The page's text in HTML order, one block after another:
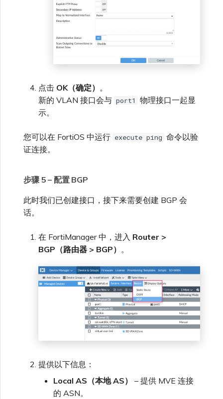
点击 OK（确定） 。
新的 VLAN 接口会与 port1
物理接口一起显
示。
您可以在 FortiOS 中运行 execute ping 命令以验
证连接。
步骤 5 – 配置 BGP
此时我们已创建接口，接下来需要创建 BGP 会
话。
在 FortiManager 中，进入 Router >
BGP（路由器 > BGP） 。
提供以下信息：
Local AS（本地 AS）
– 提供 MVE 连接
的 ASN。